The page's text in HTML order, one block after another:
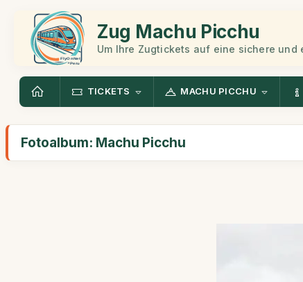
Zug Machu Picchu
Um Ihre Zugtickets auf eine sichere
TICKETS MACHU PICCHU
Fotoalbum: Machu Picchu